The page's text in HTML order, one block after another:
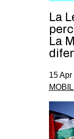
La
La
15 Apr